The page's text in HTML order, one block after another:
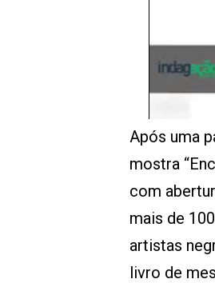
Após uma
mostra
com
mais de
artistas
livro de